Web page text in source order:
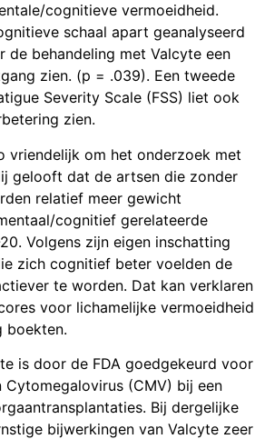
cognitieve vermoeidheid.
schaal apart geanalyseerd
de behandeling met Valcyte een
zien. (p = .039). Een tweede
Severity Scale (FSS) liet ook
zien.
vriendelijk om het onderzoek met
gelooft dat de artsen die zonder
relatief meer gewicht
cognitief gerelateerde
Volgens zijn eigen inschatting
zich cognitief beter voelden de
te worden. Dat kan verklaren
voor lichamelijke vermoeidheid
boekten.
is door de FDA goedgekeurd voor
Cytomegalovirus (CMV) bij een
Bij dergelijke
bijwerkingen van Valcyte zeer